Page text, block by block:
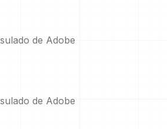
de Adobe
de Adobe